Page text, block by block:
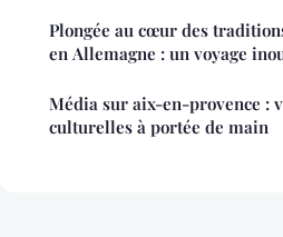
Plongée au cœur des
en Allemagne : un voyage
Média sur aix-en-provence :
culturelles à portée de main